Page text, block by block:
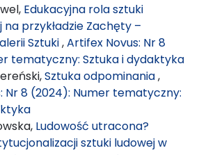
Edukacyjna rola sztuki
na przykładzie Zachęty –
Sztuki,Artifex Novus: Nr 8
tematyczny: Sztuka i dydaktyka
Sztuka odpominania,
Nr 8 (2024): Numer tematyczny:
Ludowość utracona?
sztuki ludowej w